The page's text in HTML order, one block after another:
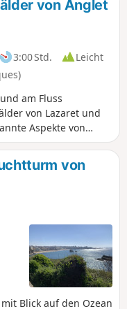
von Anglet
3:00 Std.
Leicht
am Fluss
von Lazaret und
Aspekte von
von
Blick auf den Ozean